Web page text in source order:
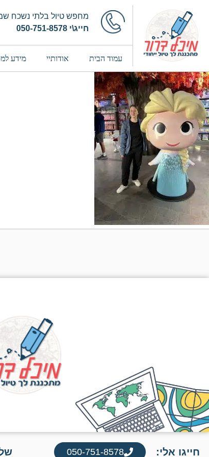
מחפש טיול בלתי נשכח
חייג\י 050-751-8578
עמוד הבית אודותיי מידע
חייגו אלי: 050-751-8578